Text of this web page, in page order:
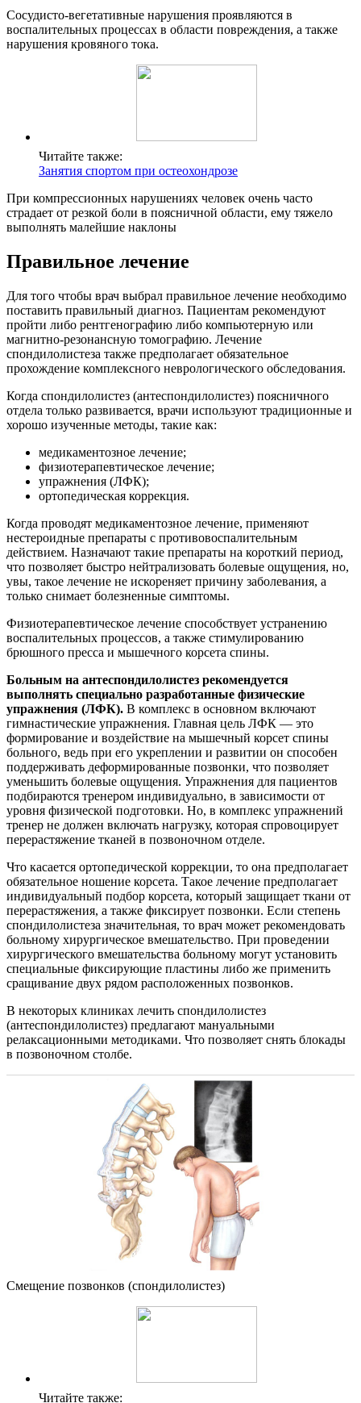
Сосудисто-вегетативные нарушения проявляются в
воспалительных процессах в области повреждения, а также
нарушения кровяного тока.
Читайте также:
Занятия спортом при остеохондрозе
При компрессионных нарушениях человек очень часто
страдает от резкой боли в поясничной области, ему тяжело
выполнять малейшие наклоны
Правильное лечение
Для того чтобы врач выбрал правильное лечение необходимо
поставить правильный диагноз. Пациентам рекомендуют
пройти либо рентгенографию либо компьютерную или
магнитно-резонансную томографию. Лечение
спондилолистеза также предполагает обязательное
прохождение комплексного неврологического обследования.
Когда спондилолистез (антеспондилолистез) поясничного
отдела только развивается, врачи используют традиционные и
хорошо изученные методы, такие как:
медикаментозное лечение;
физиотерапевтическое лечение;
упражнения (ЛФК);
ортопедическая коррекция.
Когда проводят медикаментозное лечение, применяют
нестероидные препараты с противовоспалительным
действием. Назначают такие препараты на короткий период,
что позволяет быстро нейтрализовать болевые ощущения, но,
увы, такое лечение не искореняет причину заболевания, а
только снимает болезненные симптомы.
Физиотерапевтическое лечение способствует устранению
воспалительных процессов, а также стимулированию
брюшного пресса и мышечного корсета спины.
Больным на антеспондилолистез рекомендуется
выполнять специально разработанные физические
упражнения (ЛФК). В комплекс в основном включают
гимнастические упражнения. Главная цель ЛФК — это
формирование и воздействие на мышечный корсет спины
больного, ведь при его укреплении и развитии он способен
поддерживать деформированные позвонки, что позволяет
уменьшить болевые ощущения. Упражнения для пациентов
подбираются тренером индивидуально, в зависимости от
уровня физической подготовки. Но, в комплекс упражнений
тренер не должен включать нагрузку, которая спровоцирует
перерастяжение тканей в позвоночном отделе.
Что касается ортопедической коррекции, то она предполагает
обязательное ношение корсета. Такое лечение предполагает
индивидуальный подбор корсета, который защищает ткани от
перерастяжения, а также фиксирует позвонки. Если степень
спондилолистеза значительная, то врач может рекомендовать
больному хирургическое вмешательство. При проведении
хирургического вмешательства больному могут установить
специальные фиксирующие пластины либо же применить
сращивание двух рядом расположенных позвонков.
В некоторых клиниках лечить спондилолистез
(антеспондилолистез) предлагают мануальными
релаксационными методиками. Что позволяет снять блокады
в позвоночном столбе.
Смещение позвонков (спондилолистез)
Читайте также: